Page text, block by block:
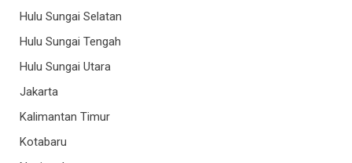
Hulu Sungai Selatan
Hulu Sungai Tengah
Hulu Sungai Utara
Jakarta
Kalimantan Timur
Kotabaru